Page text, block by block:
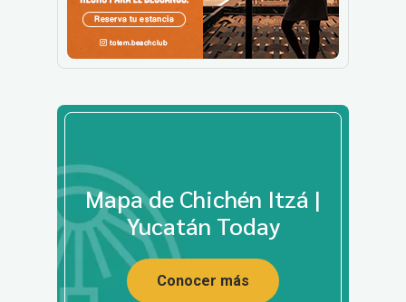
Mapa de Chichén Itzá |
Yucatán Today
Conocer más